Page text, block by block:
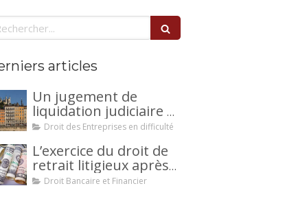
articles
Un jugement de
liquidation judiciaire a
été prononcée à votre
interjeter appel ?
Droit des Entreprises en difficulté
L’exercice du droit de
retrait litigieux après
une cession de
Droit Bancaire et Financier